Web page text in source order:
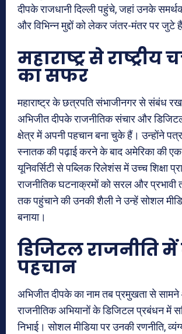
दीपके राजधानी दिल्ली पहुंचे, जहां उनके समर्थक
और विभिन्न मुद्दों को लेकर जंतर-मंतर पर जुटे
महाराष्ट्र से राष्ट्रीय
का सफर
महाराष्ट्र के छत्रपति संभाजीनगर से संबंध
अभिजीत दीपके राजनीतिक संचार और
क्षेत्र में अपनी पहचान बना चुके हैं। उन्होंने
स्नातक की पढ़ाई करने के बाद अमेरिका की एक
यूनिवर्सिटी से पब्लिक रिलेशंस में उच्च शिक्षा
राजनीतिक घटनाक्रमों को सरल और प्रभावी
तक पहुंचाने की उनकी शैली ने उन्हें सोशल
बनाया।
डिजिटल राजनीति
पहचान
अभिजीत दीपके का नाम तब प्रमुखता से
राजनीतिक अभियानों के डिजिटल प्रबंधन में
निभाई। सोशल मीडिया पर उनकी रणनीति,